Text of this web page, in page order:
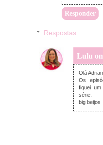
Responder
Respostas
Lulu
Olá
Os
fiquei
série.
big beijos